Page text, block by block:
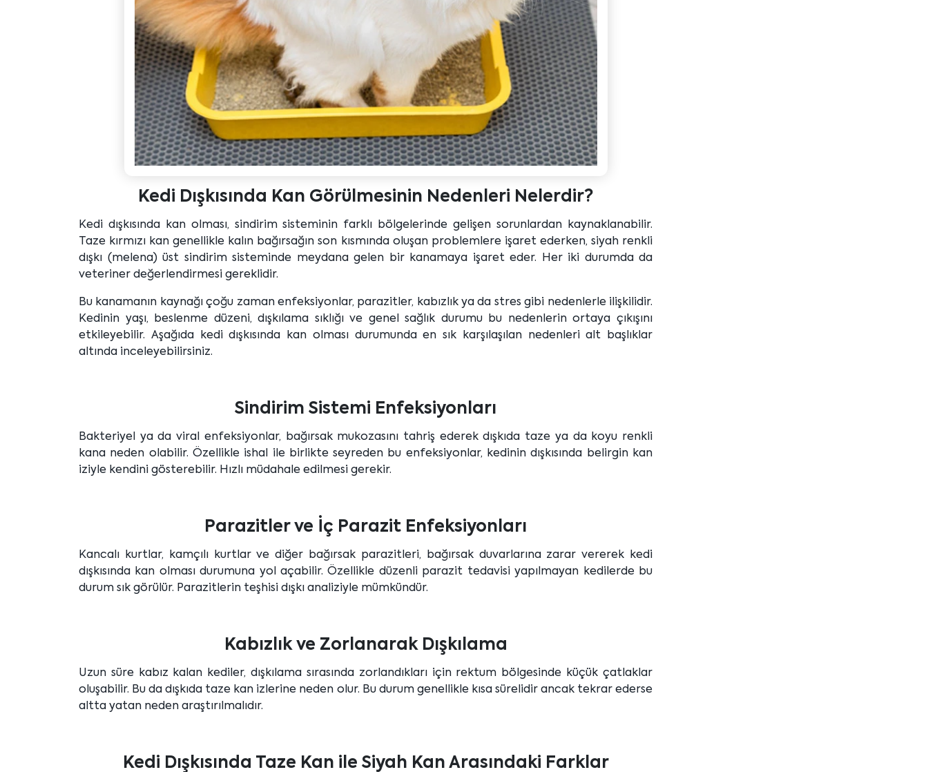
Kedi Dışkısında Kan Görülmesinin Nedenleri Nelerdir?
Kedi dışkısında kan olması, sindirim sisteminin farklı bölgelerinde gelişen sorunlardan kaynaklanabilir.
Taze kırmızı kan genellikle kalın bağırsağın son kısmında oluşan problemlere işaret ederken, siyah renkli
dışkı (melena) üst sindirim sisteminde meydana gelen bir kanamaya işaret eder. Her iki durumda da
veteriner değerlendirmesi gereklidir.
Bu kanamanın kaynağı çoğu zaman enfeksiyonlar, parazitler, kabızlık ya da stres gibi nedenlerle ilişkilidir.
Kedinin yaşı, beslenme düzeni, dışkılama sıklığı ve genel sağlık durumu bu nedenlerin ortaya çıkışını
etkileyebilir. Aşağıda kedi dışkısında kan olması durumunda en sık karşılaşılan nedenleri alt başlıklar
altında inceleyebilirsiniz.
Sindirim Sistemi Enfeksiyonları
Bakteriyel ya da viral enfeksiyonlar, bağırsak mukozasını tahriş ederek dışkıda taze ya da koyu renkli
kana neden olabilir. Özellikle ishal ile birlikte seyreden bu enfeksiyonlar, kedinin dışkısında belirgin kan
iziyle kendini gösterebilir. Hızlı müdahale edilmesi gerekir.
Parazitler ve İç Parazit Enfeksiyonları
Kancalı kurtlar, kamçılı kurtlar ve diğer bağırsak parazitleri, bağırsak duvarlarına zarar vererek kedi
dışkısında kan olması durumuna yol açabilir. Özellikle düzenli parazit tedavisi yapılmayan kedilerde bu
durum sık görülür. Parazitlerin teşhisi dışkı analiziyle mümkündür.
Kabızlık ve Zorlanarak Dışkılama
Uzun süre kabız kalan kediler, dışkılama sırasında zorlandıkları için rektum bölgesinde küçük çatlaklar
oluşabilir. Bu da dışkıda taze kan izlerine neden olur. Bu durum genellikle kısa sürelidir ancak tekrar ederse
altta yatan neden araştırılmalıdır.
Kedi Dışkısında Taze Kan ile Siyah Kan Arasındaki Farklar